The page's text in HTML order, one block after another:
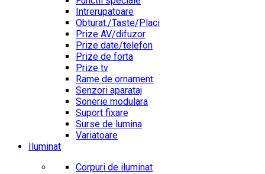
Intrerupatoare
Obturat./Taste/Placi
Prize AV/difuzor
Prize date/telefon
Prize de forta
Prize tv
Rame de ornament
Senzori aparataj
Sonerie modulara
Suport fixare
Surse de lumina
Variatoare
Iluminat
Corpuri de iluminat